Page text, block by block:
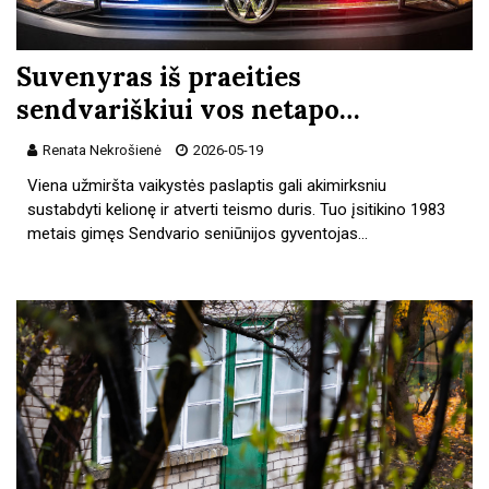
Suvenyras iš praeities
sendvariškiui vos netapo…
Renata Nekrošienė 2026-05-19
Viena užmiršta vaikystės paslaptis gali akimirksniu
sustabdyti kelionę ir atverti teismo duris. Tuo įsitikino 1983
metais gimęs Sendvario seniūnijos gyventojas…